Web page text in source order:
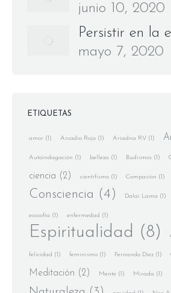
junio 10, 2020
Persistir en la
mayo 7, 2020
ETIQUETAS
amor (1) Arcadio Rojo (1) Ariadna RV (1)
Autoindagación (1) belleza (1) Budismos (1)
ciencia (2) cientifismo (1) Compasión (1)
Consciencia (4) Dalai Lama (1)
ecosofía (1) enfermedad (1)
Espiritualidad (8)
felicidad (1) feminismo (1) Fernando Díez (1)
Meditación (2) Mente (1) Mirada (1)